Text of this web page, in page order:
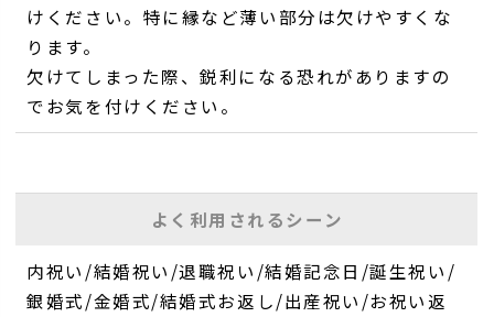
けください。特に縁など薄い部分は欠けやすくな
ります。
欠けてしまった際、鋭利になる恐れがありますの
でお気を付けください。
よく利用されるシーン
内祝い/結婚祝い/退職祝い/結婚記念日/誕生祝い/
銀婚式/金婚式/結婚式お返し/出産祝い/お祝い返